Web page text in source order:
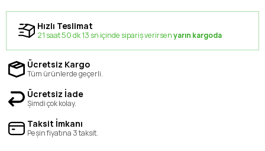
Hızlı Teslimat
21 saat 50 dk 13 sn içinde sipariş verirsenyarın kargoda
Ücretsiz Kargo
Tüm ürünlerde geçerli.
Ücretsiz İade
Şimdi çok kolay.
Taksit İmkanı
Peşin fiyatına 3 taksit.